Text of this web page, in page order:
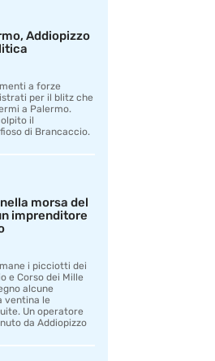
Addiopizzo
a forze
per il blitz che
a Palermo.
il
di Brancaccio.
morsa del
imprenditore
i picciotti dei
e Corso dei Mille
alcune
ventina le
Un operatore
da Addiopizzo